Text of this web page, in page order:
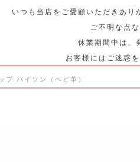
いつも当店をご愛顧いただきあり
ご不明な点
休業期間中は、
お客様にはご迷惑
プ パイソン（ヘビ革）